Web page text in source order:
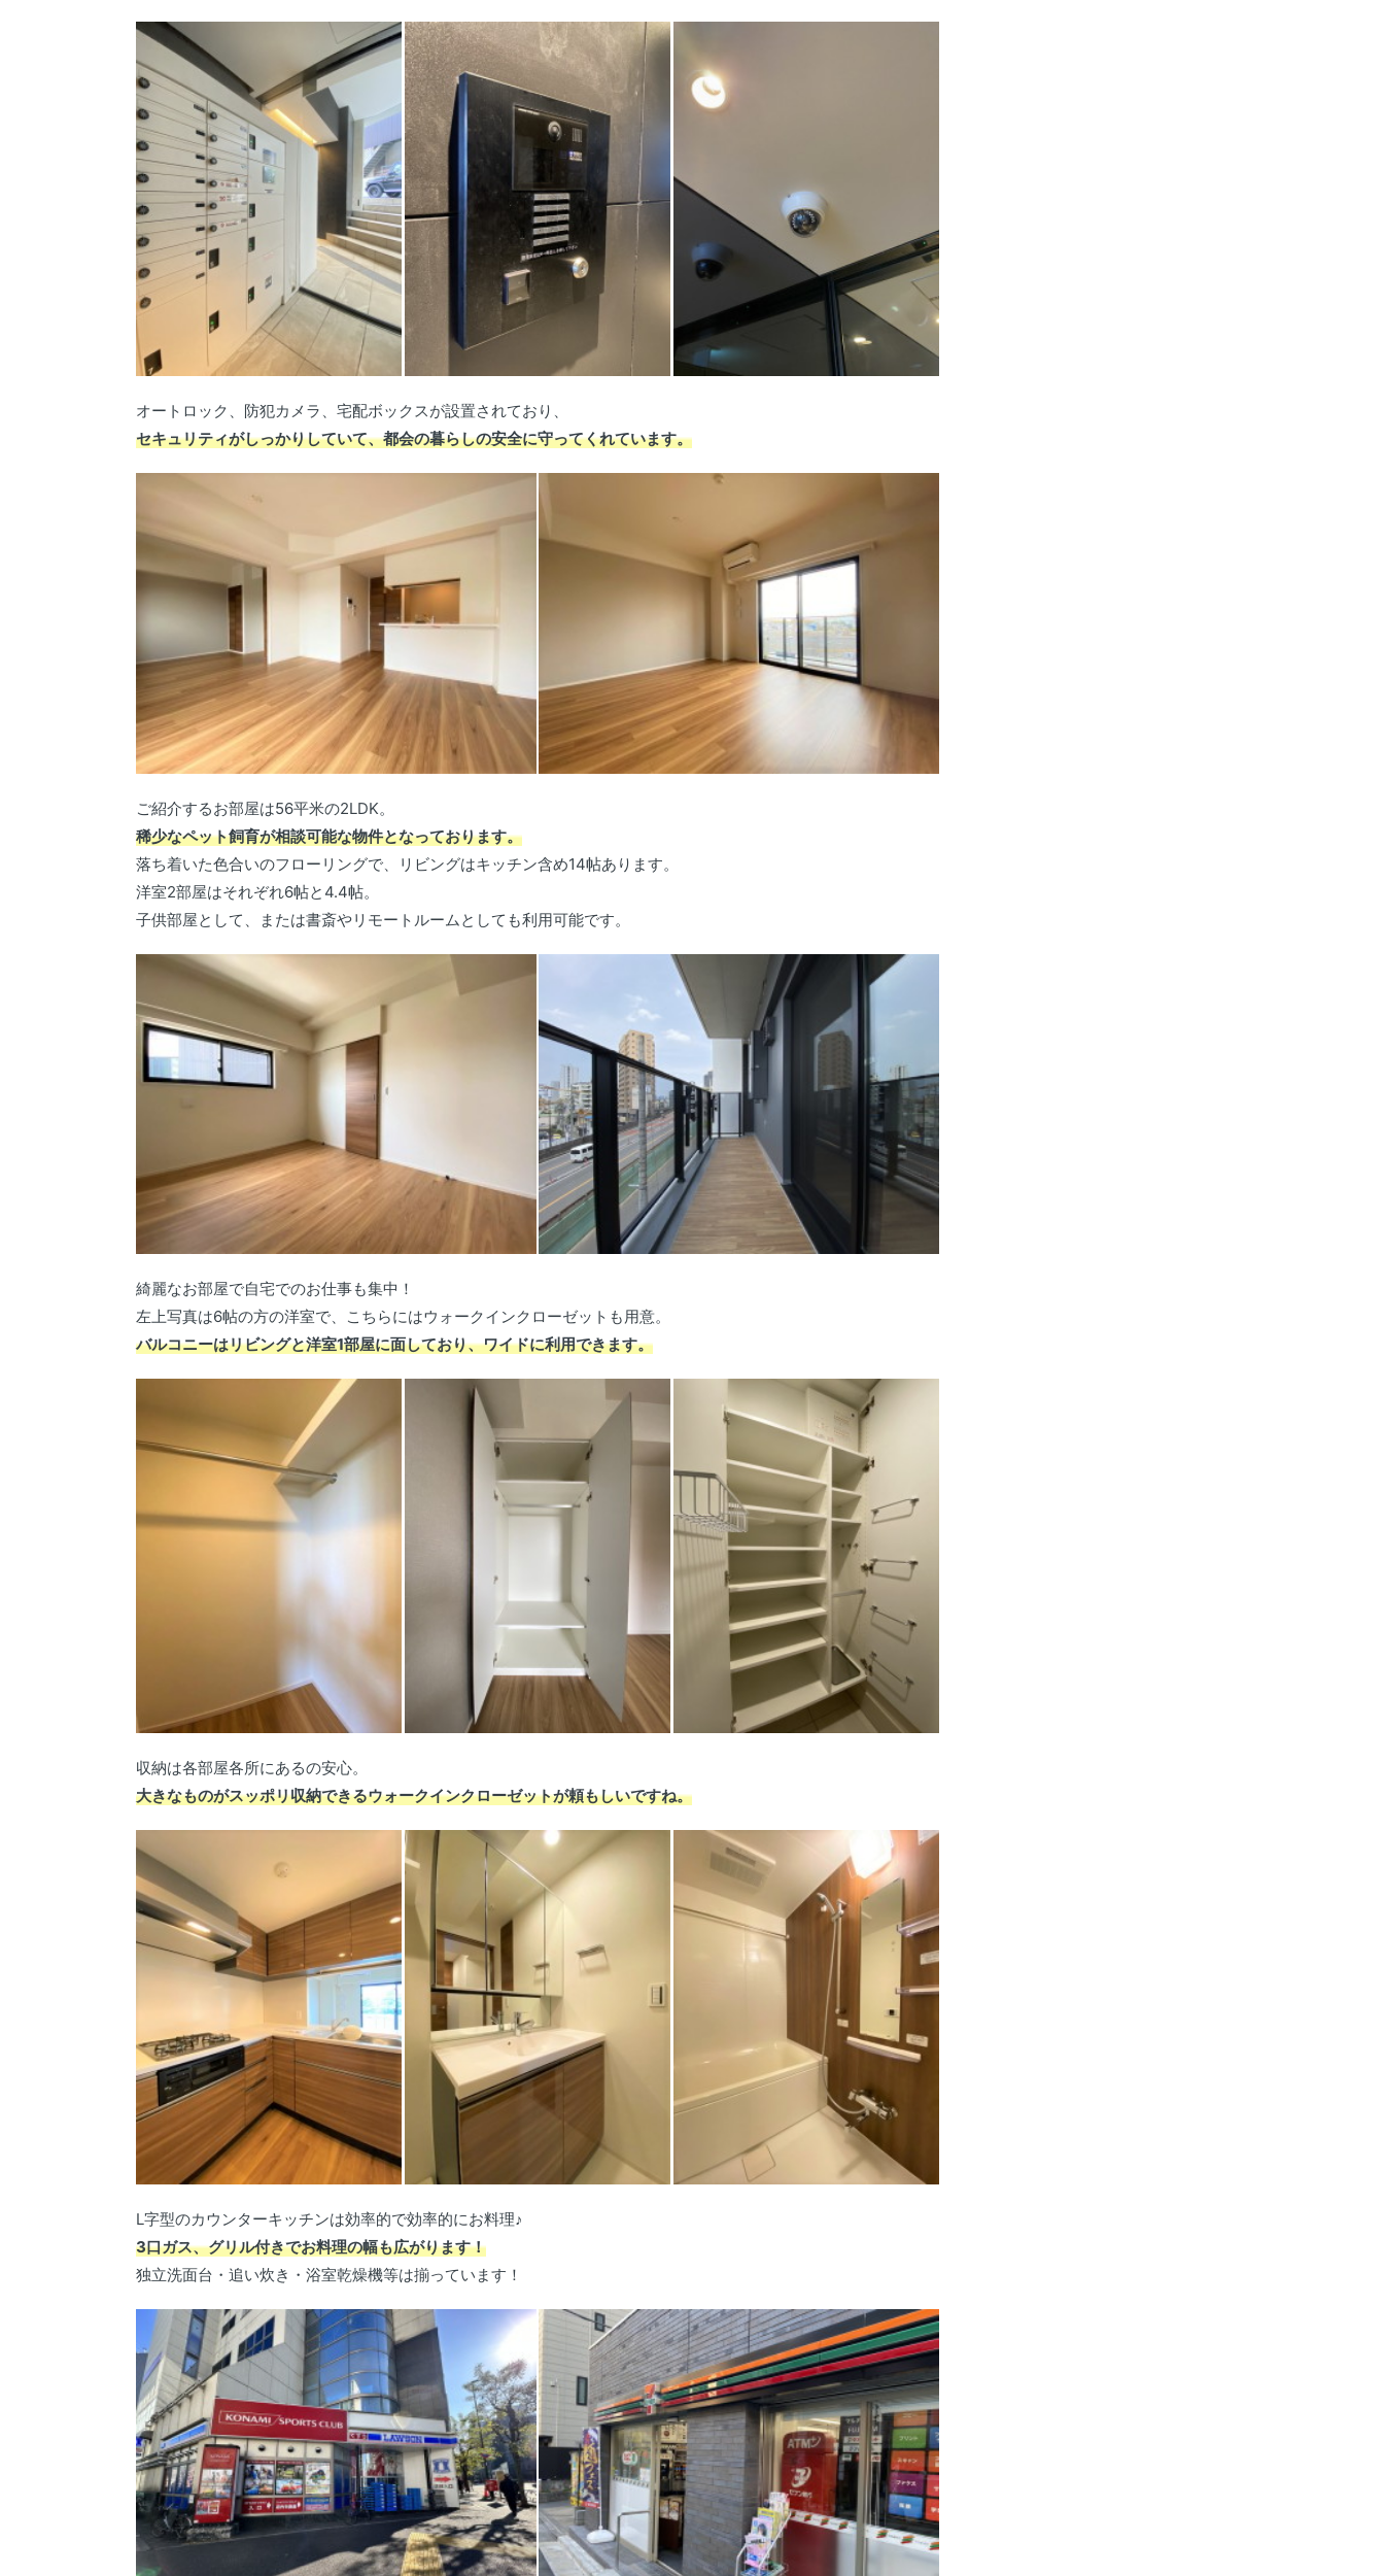
オートロック、防犯カメラ、宅配ボックスが設置されており、
セキュリティがしっかりしていて、都会の暮らしの安全に守ってくれています。
ご紹介するお部屋は56平米の2LDK。
稀少なペット飼育が相談可能な物件となっております。
落ち着いた色合いのフローリングで、リビングはキッチン含め14帖あります。
洋室2部屋はそれぞれ6帖と4.4帖。
子供部屋として、または書斎やリモートルームとしても利用可能です。
綺麗なお部屋で自宅でのお仕事も集中！
左上写真は6帖の方の洋室で、こちらにはウォークインクローゼットも用意。
バルコニーはリビングと洋室1部屋に面しており、ワイドに利用できます。
収納は各部屋各所にあるの安心。
大きなものがスッポリ収納できるウォークインクローゼットが頼もしいですね。
L字型のカウンターキッチンは効率的で効率的にお料理♪
3口ガス、グリル付きでお料理の幅も広がります！
独立洗面台・追い炊き・浴室乾燥機等は揃っています！